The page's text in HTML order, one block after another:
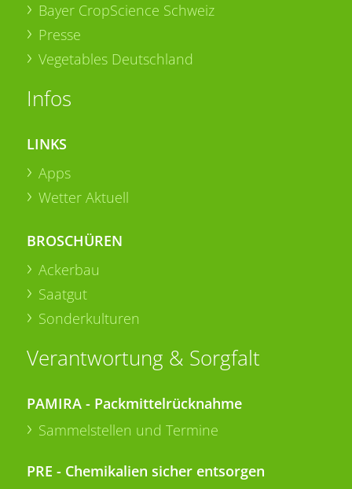
Bayer CropScience Schweiz
Presse
Vegetables Deutschland
Infos
LINKS
Apps
Wetter Aktuell
BROSCHÜREN
Ackerbau
Saatgut
Sonderkulturen
Verantwortung & Sorgfalt
PAMIRA - Packmittelrücknahme
Sammelstellen und Termine
PRE - Chemikalien sicher entsorgen